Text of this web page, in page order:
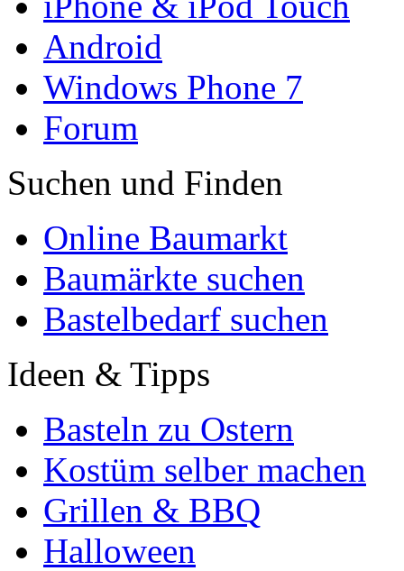
Android
Windows Phone 7
Forum
Suchen und Finden
Online Baumarkt
Baumärkte suchen
Bastelbedarf suchen
Ideen & Tipps
Basteln zu Ostern
Kostüm selber machen
Grillen & BBQ
Halloween